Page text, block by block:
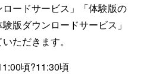
ードサービス」「体験版の
版ダウンロードサービス」
ただきます。
頃?11:30頃